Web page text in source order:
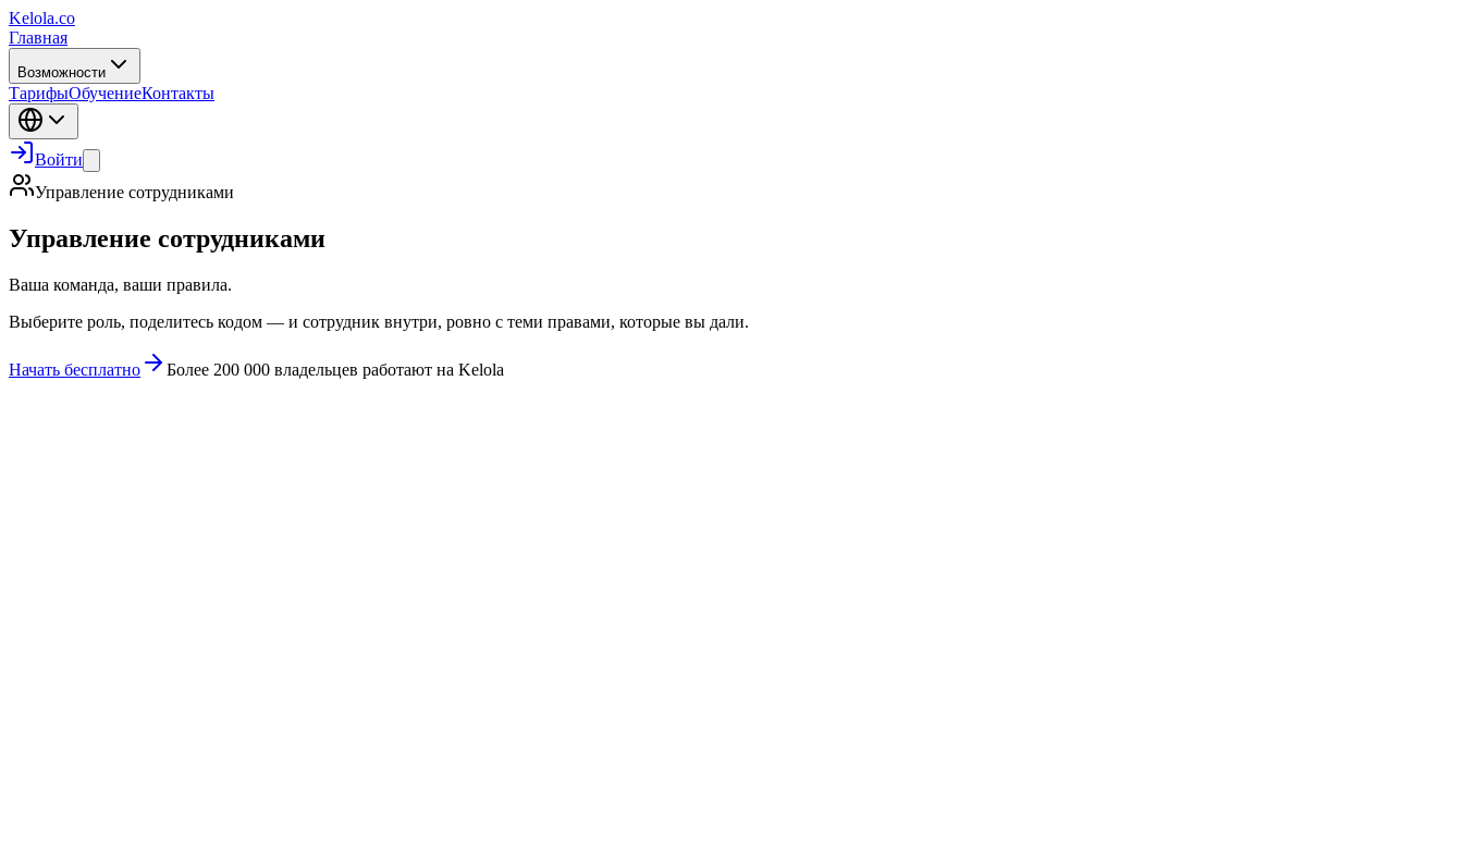
Kelola.co
Главная
Возможности
ТарифыОбучениеКонтакты
Войти
Управление сотрудниками
Управление сотрудниками
Ваша команда, ваши правила.
Выберите роль, поделитесь кодом — и сотрудник внутри, ровно с теми правами, которые вы дали.
Начать бесплатно Более 200 000 владельцев работают на Kelola